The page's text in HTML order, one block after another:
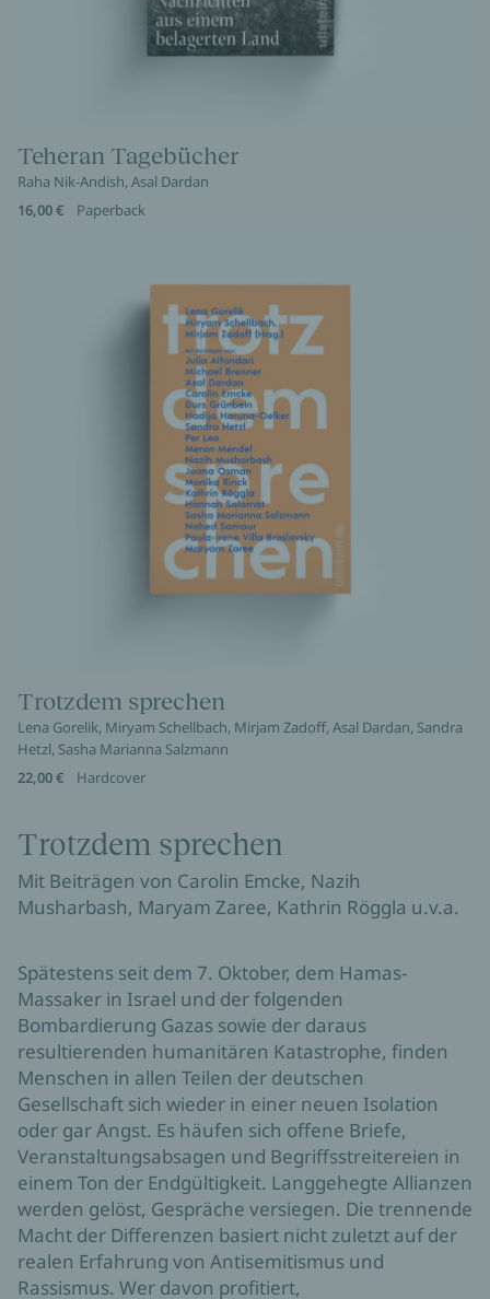
Teheran Tagebücher
Raha Nik-Andish, Asal Dardan
16,00 €
Paperback
Trotzdem sprechen
Lena Gorelik, Miryam Schellbach, Mirjam Zadoff, Asal Dardan, Sandra
Hetzl, Sasha Marianna Salzmann
22,00 €
Hardcover
Trotzdem sprechen
Mit Beiträgen von Carolin Emcke, Nazih
Musharbash, Maryam Zaree, Kathrin Röggla u.v.a.
Spätestens seit dem 7. Oktober, dem Hamas-
Massaker in Israel und der folgenden
Bombardierung Gazas sowie der daraus
resultierenden humanitären Katastrophe, finden
Menschen in allen Teilen der deutschen
Gesellschaft sich wieder in einer neuen Isolation
oder gar Angst. Es häufen sich offene Briefe,
Veranstaltungsabsagen und Begriffsstreitereien in
einem Ton der Endgültigkeit. Langgehegte Allianzen
werden gelöst, Gespräche versiegen. Die trennende
Macht der Differenzen basiert nicht zuletzt auf der
realen Erfahrung von Antisemitismus und
Rassismus. Wer davon profitiert,